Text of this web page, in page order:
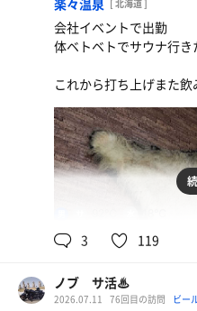
楽々温泉 [ 北海道 ]
会社イベントで出勤
体ベトベトでサウナ行
これから打ち上げまた
3 119
ノブ サ活♨
2026.07.11 76回目の訪問 ビー